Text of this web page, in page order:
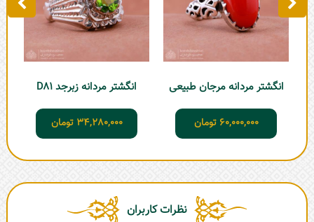
انگشتر مردانه مرجان طبیعی
60,000,000 تومان
انگشتر مردانه زبرجد D81
34,280,000 تومان
نظرات کاربران